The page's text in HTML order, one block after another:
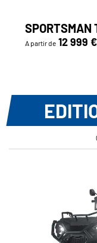
SPORTSMAN
A partir de 12 999 €